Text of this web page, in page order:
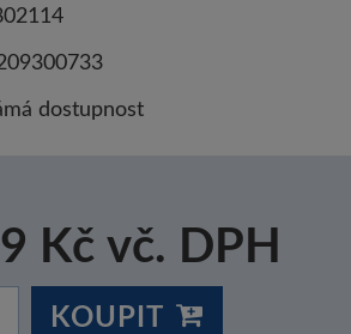
dostupnost
Kč vč. DPH
KOUPIT